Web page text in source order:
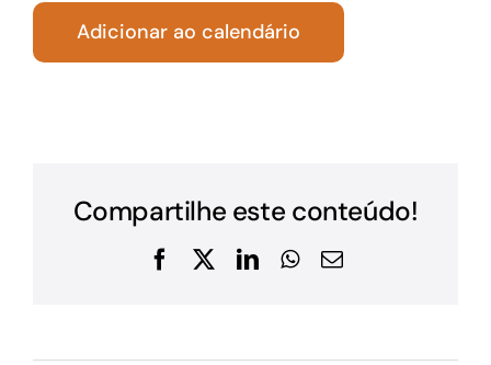
Adicionar ao calendário
Compartilhe este conteúdo!
Facebook
X LinkedInWhatsApp
E-